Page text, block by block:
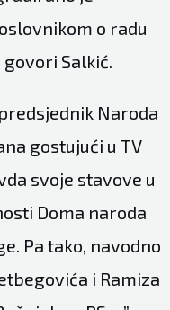
o radu
Salkić.
Naroda
gostujući u TV
svoje stavove u
Doma naroda
Pa tako, navodno
i Ramiza